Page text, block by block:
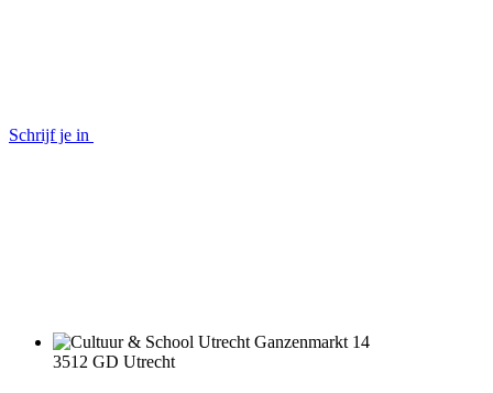
Schrijf je in
Ganzenmarkt 14
3512 GD Utrecht